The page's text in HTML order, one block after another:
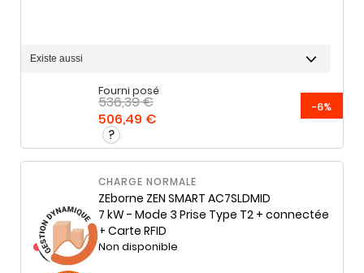
Fourni posé
536,39 €
506,49 €
-6%
CHARGE NORMALE
ZEborne ZEN SMART AC7SLDMID
7 kW - Mode 3 Prise Type T2 + connectée
+ Carte RFID
Non disponible